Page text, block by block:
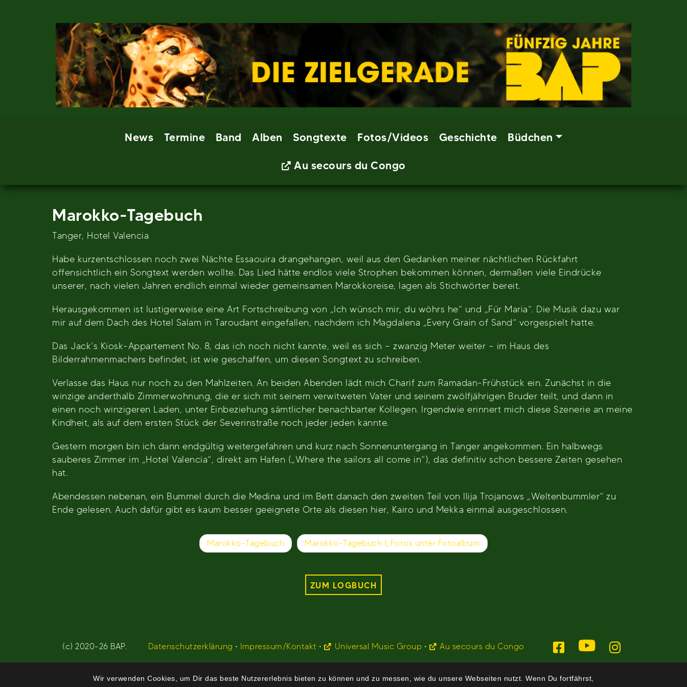
News Termine Band Alben Songtexte Fotos/Videos Geschichte Büdchen
Au secours du Congo
Marokko-Tagebuch
Tanger, Hotel Valencia
Habe kurzentschlossen noch zwei Nächte Essaouira drangehangen, weil aus den Gedanken meiner nächtlichen Rückfahrt
offensichtlich ein Songtext werden wollte. Das Lied hätte endlos viele Strophen bekommen können, dermaßen viele Eindrücke
unserer, nach vielen Jahren endlich einmal wieder gemeinsamen Marokkoreise, lagen als Stichwörter bereit.
Herausgekommen ist lustigerweise eine Art Fortschreibung von „Ich wünsch mir, du wöhrs he“ und „Für Maria“. Die Musik dazu war
mir auf dem Dach des Hotel Salam in Taroudant eingefallen, nachdem ich Magdalena „Every Grain of Sand“ vorgespielt hatte.
Das Jack’s Kiosk-Appartement No. 8, das ich noch nicht kannte, weil es sich – zwanzig Meter weiter – im Haus des
Bilderrahmenmachers befindet, ist wie geschaffen, um diesen Songtext zu schreiben.
Verlasse das Haus nur noch zu den Mahlzeiten. An beiden Abenden lädt mich Charif zum Ramadan-Frühstück ein. Zunächst in die
winzige anderthalb Zimmerwohnung, die er sich mit seinem verwitweten Vater und seinem zwölfjährigen Bruder teilt, und dann in
einen noch winzigeren Laden, unter Einbeziehung sämtlicher benachbarter Kollegen. Irgendwie erinnert mich diese Szenerie an meine
Kindheit, als auf dem ersten Stück der Severinstraße noch jeder jeden kannte.
Gestern morgen bin ich dann endgültig weitergefahren und kurz nach Sonnenuntergang in Tanger angekommen. Ein halbwegs
sauberes Zimmer im „Hotel Valencia“, direkt am Hafen („Where the sailors all come in“), das definitiv schon bessere Zeiten gesehen
hat.
Abendessen nebenan, ein Bummel durch die Medina und im Bett danach den zweiten Teil von Ilija Trojanows „Weltenbummler“ zu
Ende gelesen. Auch dafür gibt es kaum besser geeignete Orte als diesen hier, Kairo und Mekka einmal ausgeschlossen.
Marokko-Tagebuch Marokko-Tagebuch („Fotos unter Fotoalbum
ZUM LOGBUCH
(c) 2020-26 BAP. Datenschutzerklärung • Impressum/Kontakt • Universal Music Group • Au secours du Congo
Wir verwenden Cookies, um Dir das beste Nutzererlebnis bieten zu können und zu messen, wie du unsere Webseiten nutzt. Wenn Du fortfährst,